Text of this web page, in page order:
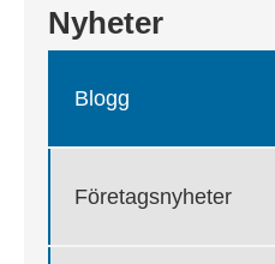
Nyheter
Blogg
Företagsnyheter